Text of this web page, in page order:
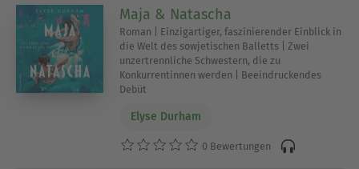
Maja & Natascha
Roman | Einzigartiger, faszinierender Einblick in
die Welt des sowjetischen Balletts | Zwei
unzertrennliche Schwestern, die zu
Konkurrentinnen werden | Beeindruckendes
Debüt
Elyse Durham
0 Bewertungen